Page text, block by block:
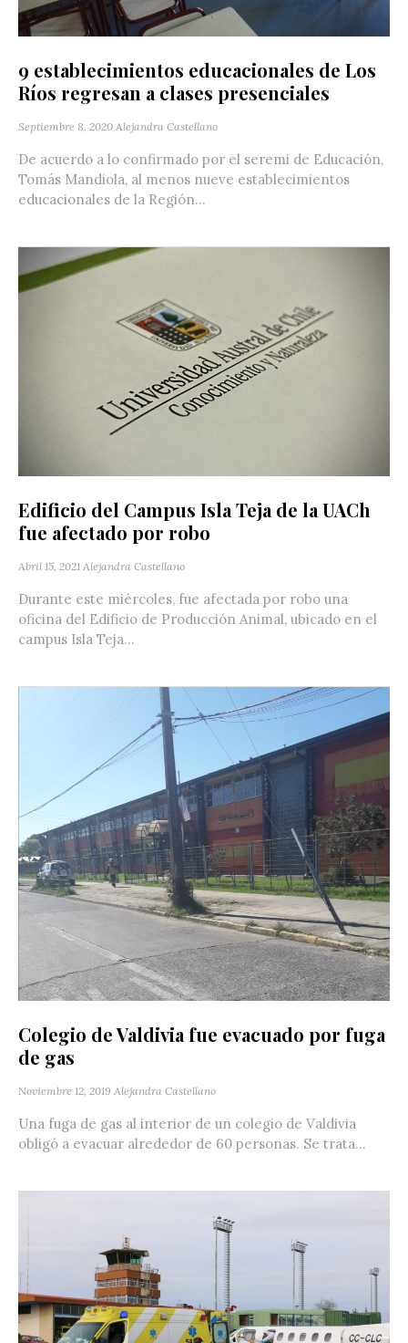
9 establecimientos educacionales de Los
Ríos regresan a clases presenciales
Septiembre 8, 2020 Alejandra Castellano
De acuerdo a lo confirmado por el seremi de Educación,
Tomás Mandiola, al menos nueve establecimientos
educacionales de la Región...
Edificio del Campus Isla Teja de la UACh
fue afectado por robo
Abril 15, 2021 Alejandra Castellano
Durante este miércoles, fue afectada por robo una
oficina del Edificio de Producción Animal, ubicado en el
campus Isla Teja...
Colegio de Valdivia fue evacuado por fuga
de gas
Noviembre 12, 2019 Alejandra Castellano
Una fuga de gas al interior de un colegio de Valdivia
obligó a evacuar alrededor de 60 personas. Se trata...